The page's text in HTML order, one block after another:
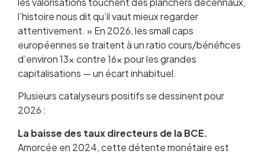
l’histoire nous dit qu’il vaut mieux regarder
attentivement. » En 2026, les small caps
européennes se traitent à un ratio cours/bénéfices
d’environ 13x contre 16x pour les grandes
capitalisations — un écart inhabituel.
Plusieurs catalyseurs positifs se dessinent pour
2026 :
La baisse des taux directeurs de la BCE.
Amorcée en 2024, cette détente monétaire est